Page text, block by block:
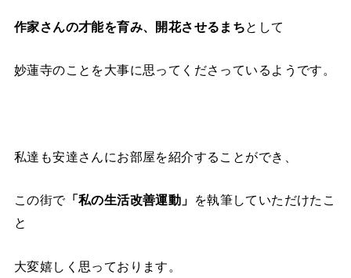
作家さんの才能を育み、開花させるまちとして
妙蓮寺のことを大事に思ってくださっているようです。
私達も安達さんにお部屋を紹介することができ、
この街で「私の生活改善運動」
を執筆していただけたこ
と
大変嬉しく思っております。